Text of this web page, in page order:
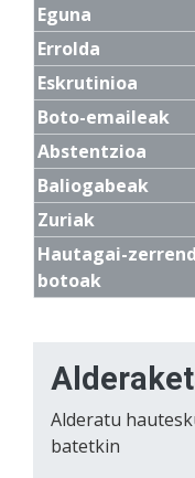
Eguna
Errolda
Eskrutinioa
Boto-emaileak
Abstentzioa
Baliogabeak
Zuriak
Hautagai-
botoak
Alderatu
batetkin